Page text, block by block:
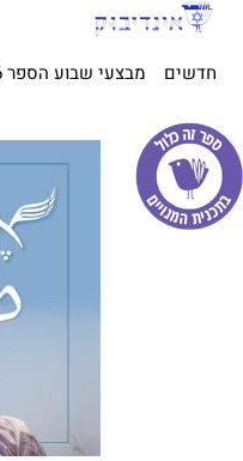
חדשים מבצעי שבוע הספר 2026